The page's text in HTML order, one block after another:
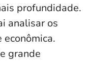
profundidade.
analisar os
grande